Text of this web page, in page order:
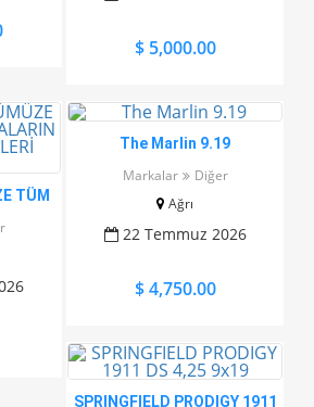
$ 5,000.00
TÜM
The Marlin 9.19
Markalar
Diğer
Ağrı
22 Temmuz 2026
$ 4,750.00
SPRINGFIELD PRODIGY 1911